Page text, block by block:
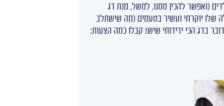
(ואפשר להכין ממנו, למשל, מנת דג
שלו יוקרתי ועשיר בטעמים (מה שישתלב
בדג הכי ידידותי שיש! קבלו כמה הצעות: